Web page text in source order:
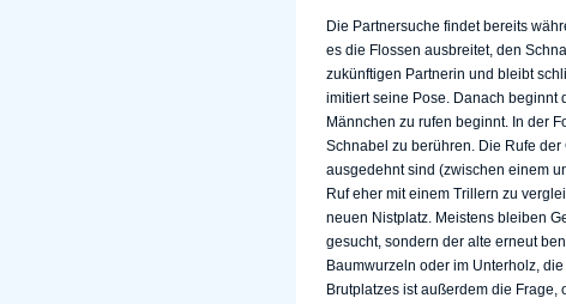
Die Partnersuche findet bereits
es die Flossen ausbreitet, den
zukünftigen Partnerin und bleibt
imitiert seine Pose. Danach beginnt
Männchen zu rufen beginnt. In der
Schnabel zu berühren. Die Rufe
ausgedehnt sind (zwischen einem
Ruf eher mit einem Trillern zu
neuen Nistplatz. Meistens bleiben
gesucht, sondern der alte erneut
Baumwurzeln oder im Unterholz,
Brutplatzes ist außerdem die